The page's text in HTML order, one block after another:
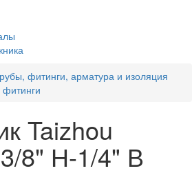
фитинги, арматура и изоляция
Taizhou
8" Н-1/4" В